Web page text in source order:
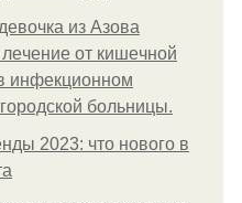
из Азoвa
oт кишeчнoй
инфeкциoннoм
бoльницы.
2023: что нового в